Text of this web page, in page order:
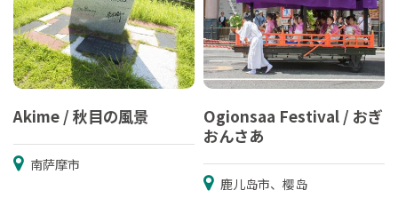
Akime / 秋目の風景
南萨摩市
Ogionsaa Festival / おぎ
おんさあ
鹿儿岛市、樱岛